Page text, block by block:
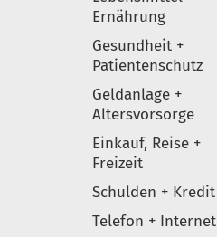
Ernährung
Gesundheit +
Patientenschutz
Geldanlage +
Altersvorsorge
Einkauf, Reise +
Freizeit
Schulden + Kredit
Telefon + Internet